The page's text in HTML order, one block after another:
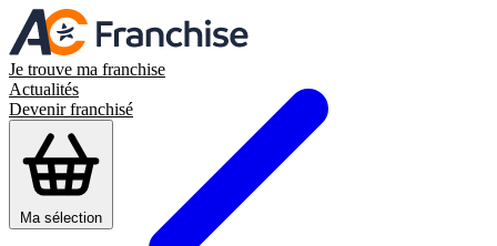
Je trouve ma franchise
Actualités
Devenir franchisé
Ma sélection